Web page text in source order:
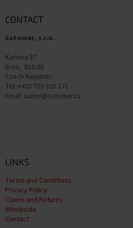
CONTACT
Satomar, s.r.o.
Karlova 37
Brno, 610 00
Czech Republic
Tel: +420 725 325 271
Email: sunmi@satomar.cz
LINKS
Terms and Conditions
Privacy Policy
Claims and Returns
Wholesale
Contact